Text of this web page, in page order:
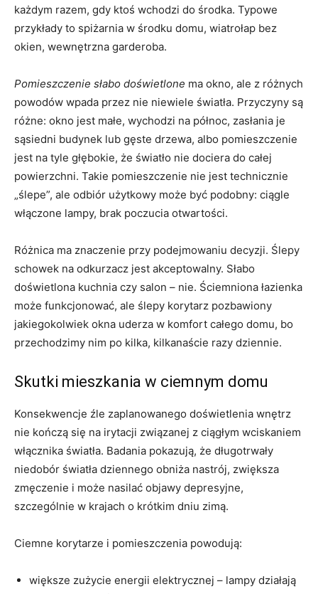
każdym razem, gdy ktoś wchodzi do środka. Typowe
przykłady to spiżarnia w środku domu, wiatrołap bez
okien, wewnętrzna garderoba.
Pomieszczenie słabo doświetlone ma okno, ale z różnych
powodów wpada przez nie niewiele światła. Przyczyny są
różne: okno jest małe, wychodzi na północ, zasłania je
sąsiedni budynek lub gęste drzewa, albo pomieszczenie
jest na tyle głębokie, że światło nie dociera do całej
powierzchni. Takie pomieszczenie nie jest technicznie
„ślepe”, ale odbiór użytkowy może być podobny: ciągle
włączone lampy, brak poczucia otwartości.
Różnica ma znaczenie przy podejmowaniu decyzji. Ślepy
schowek na odkurzacz jest akceptowalny. Słabo
doświetlona kuchnia czy salon – nie. Ściemniona łazienka
może funkcjonować, ale ślepy korytarz pozbawiony
jakiegokolwiek okna uderza w komfort całego domu, bo
przechodzimy nim po kilka, kilkanaście razy dziennie.
Skutki mieszkania w ciemnym domu
Konsekwencje źle zaplanowanego doświetlenia wnętrz
nie kończą się na irytacji związanej z ciągłym wciskaniem
włącznika światła. Badania pokazują, że długotrwały
niedobór światła dziennego obniża nastrój, zwiększa
zmęczenie i może nasilać objawy depresyjne,
szczególnie w krajach o krótkim dniu zimą.
Ciemne korytarze i pomieszczenia powodują:
większe zużycie energii elektrycznej – lampy działają